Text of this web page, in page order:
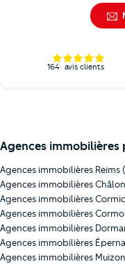
164 avis clients
Agences immobilières
Agences immobilières Reims
Agences immobilières
Agences immobilières
Agences immobilières
Agences immobilières
Agences immobilières
Agences immobilières Muizon